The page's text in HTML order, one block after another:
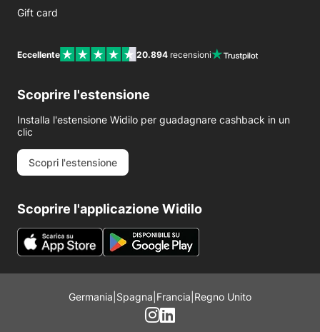
Gift card
Eccellente 20.894 recensioni
Scoprire l'estensione
Installa l'estensione Widilo per guadagnare cashback in un
clic
Scopri l'estensione
Scoprire l'applicazione Widilo
Germania Spagna Francia Regno Unito